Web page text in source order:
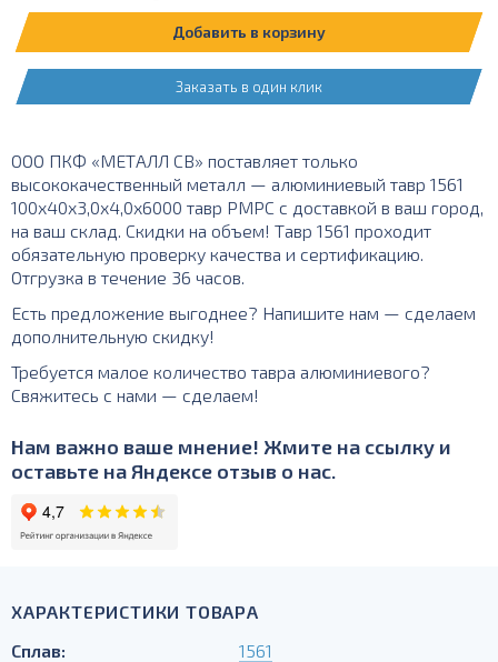
Добавить в корзину
Заказать в один клик
ООО ПКФ «МЕТАЛЛ СВ» поставляет только
высококачественный металл — алюминиевый тавр 1561
100х40х3,0х4,0х6000 тавр РМРС с доставкой в ваш город,
на ваш склад. Скидки на объем! Тавр 1561 проходит
обязательную проверку качества и сертификацию.
Отгрузка в течение 36 часов.
Есть предложение выгоднее? Напишите нам — сделаем
дополнительную скидку!
Требуется малое количество тавра алюминиевого?
Свяжитесь с нами — сделаем!
Нам важно ваше мнение! Жмите на ссылку и
оставьте на Яндексе отзыв о нас.
ХАРАКТЕРИСТИКИ ТОВАРА
Сплав:
1561